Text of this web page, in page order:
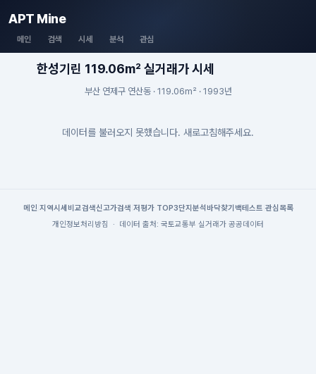
APT Mine
메인 검색 시세 분석 관심
한성기린 119.06m² 실거래가 시세
부산 연제구 연산동 · 119.06m² · 1993년
데이터를 불러오지 못했습니다. 새로고침해주세요.
메인| 지역시세 비교검색신고가검색 저평가 TOP3단지분석 바닥찾기 백테스트 관심목록
개인정보처리방침
· 데이터 출처: 국토교통부 실거래가 공공데이터